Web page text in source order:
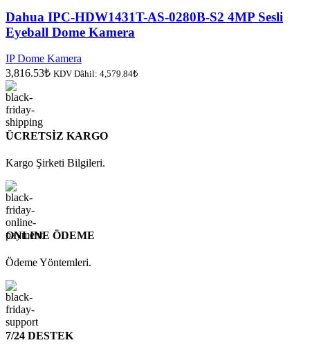
Dahua IPC-HDW1431T-AS-0280B-S2 4MP Sesli
Eyeball Dome Kamera
IP Dome Kamera
3,816.53₺ KDV Dâhil: 4,579.84₺
ÜCRETSİZ KARGO
Kargo Şirketi Bilgileri.
ONLINE ÖDEME
Ödeme Yöntemleri.
7/24 DESTEK